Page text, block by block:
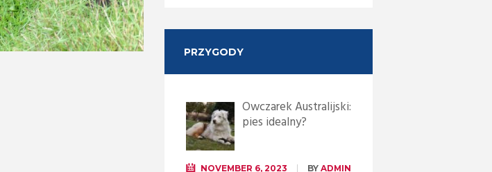
PRZYGODY
Owczarek Australijski:
pies idealny?
NOVEMBER 6, 2023 BY ADMIN